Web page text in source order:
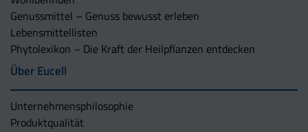
Genussmittel – Genuss bewusst erleben
Lebensmittellisten
Phytolexikon – Die Kraft der Heilpflanzen entdecken
Über Eucell
Unternehmens­philosophie
Produktqualität